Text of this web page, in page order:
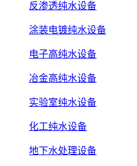
反渗透纯水设备
涂装电镀纯水设备
电子高纯水设备
冶金高纯水设备
实验室纯水设备
化工纯水设备
地下水处理设备